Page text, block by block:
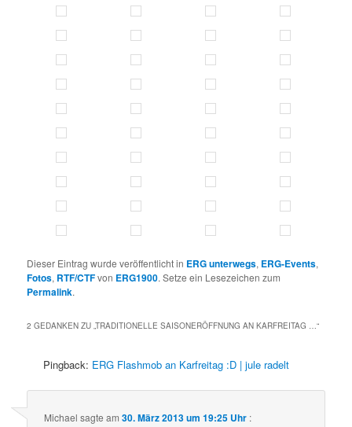
Dieser Eintrag wurde veröffentlicht in ERG unterwegs, ERG-Events,
Fotos, RTF/CTFvon ERG1900. Setze ein Lesezeichen zum
Permalink.
2 GEDANKEN ZU „TRADITIONELLE SAISONERÖFFNUNG AN KARFREITAG …“
Pingback: ERG Flashmob an Karfreitag :D | jule radelt
Michael sagte am30. März 2013 um 19:25 Uhr :